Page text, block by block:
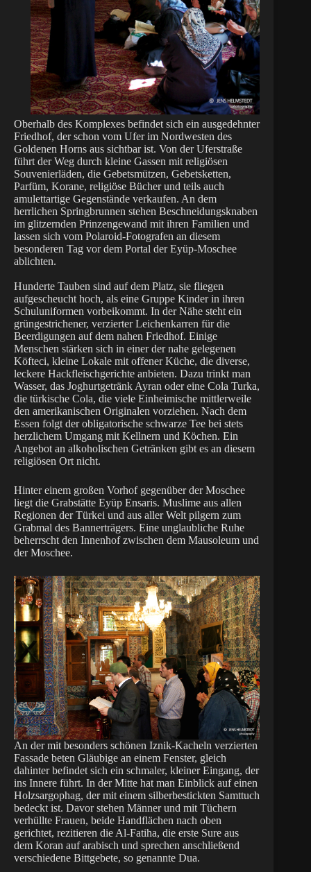
Oberhalb des Komplexes befindet sich ein ausgedehnter
Friedhof, der schon vom Ufer im Nordwesten des
Goldenen Horns aus sichtbar ist. Von der Uferstraße
führt der Weg durch kleine Gassen mit religiösen
Souvenierläden, die Gebetsmützen, Gebetsketten,
Parfüm, Korane, religiöse Bücher und teils auch
amulettartige Gegenstände verkaufen. An dem
herrlichen Springbrunnen stehen Beschneidungsknaben
im glitzernden Prinzengewand mit ihren Familien und
lassen sich vom Polaroid-Fotografen an diesem
besonderen Tag vor dem Portal der Eyüp-Moschee
ablichten.
Hunderte Tauben sind auf dem Platz, sie fliegen
aufgescheucht hoch, als eine Gruppe Kinder in ihren
Schuluniformen vorbeikommt. In der Nähe steht ein
grüngestrichener, verzierter Leichenkarren für die
Beerdigungen auf dem nahen Friedhof. Einige
Menschen stärken sich in einer der nahe gelegenen
Köfteci, kleine Lokale mit offener Küche, die diverse,
leckere Hackfleischgerichte anbieten. Dazu trinkt man
Wasser, das Joghurtgetränk Ayran oder eine Cola Turka,
die türkische Cola, die viele Einheimische mittlerweile
den amerikanischen Originalen vorziehen. Nach dem
Essen folgt der obligatorische schwarze Tee bei stets
herzlichem Umgang mit Kellnern und Köchen. Ein
Angebot an alkoholischen Getränken gibt es an diesem
religiösen Ort nicht.
Hinter einem großen Vorhof gegenüber der Moschee
liegt die Grabstätte Eyüp Ensaris. Muslime aus allen
Regionen der Türkei und aus aller Welt pilgern zum
Grabmal des Bannerträgers. Eine unglaubliche Ruhe
beherrscht den Innenhof zwischen dem Mausoleum und
der Moschee.
An der mit besonders schönen Iznik-Kacheln verzierten
Fassade beten Gläubige an einem Fenster, gleich
dahinter befindet sich ein schmaler, kleiner Eingang, der
ins Innere führt. In der Mitte hat man Einblick auf einen
Holzsargophag, der mit einem silberbestickten Samttuch
bedeckt ist. Davor stehen Männer und mit Tüchern
verhüllte Frauen, beide Handflächen nach oben
gerichtet, rezitieren die Al-Fatiha, die erste Sure aus
dem Koran auf arabisch und sprechen anschließend
verschiedene Bittgebete, so genannte Dua.